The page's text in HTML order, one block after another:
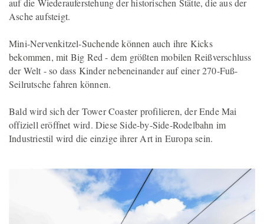
auf die Wiederauferstehung der historischen Stätte, die aus der
Asche aufsteigt.
Mini-Nervenkitzel-Suchende können auch ihre Kicks
bekommen, mit Big Red - dem größten mobilen Reißverschluss
der Welt - so dass Kinder nebeneinander auf einer 270-Fuß-
Seilrutsche fahren können.
Bald wird sich der Tower Coaster profilieren, der Ende Mai
offiziell eröffnet wird. Diese Side-by-Side-Rodelbahn im
Industriestil wird die einzige ihrer Art in Europa sein.